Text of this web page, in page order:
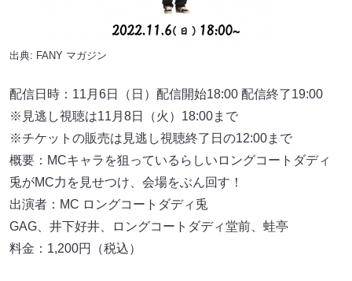
出典: FANY マガジン
配信日時：11月6日（日）配信開始18:00 配信終了19:00
※見逃し視聴は11月8日（火）18:00まで
※チケットの販売は⾒逃し視聴終了⽇の12:00まで
概要：MCキャラを狙っているらしいロングコートダディ
兎がMC⼒を⾒せつけ、会場をぶん回す！
出演者：MC ロングコートダディ兎
GAG、井下好井、ロングコートダディ堂前、蛙亭
料金：1,200円（税込）